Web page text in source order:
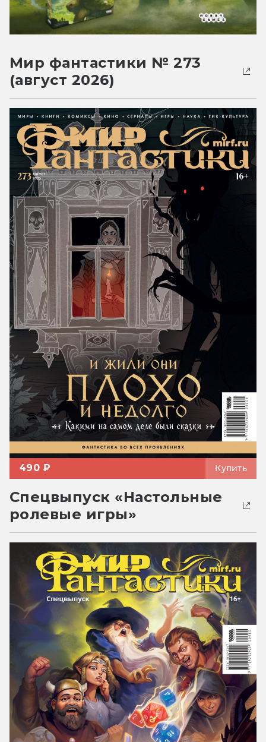
Мир фантастики № 273
(август 2026)
490 ₽ Купить
Спецвыпуск «Настольные
ролевые игры»